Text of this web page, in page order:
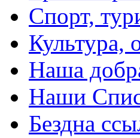
Спорт,
Культура,
Наша
Наши
Бездна